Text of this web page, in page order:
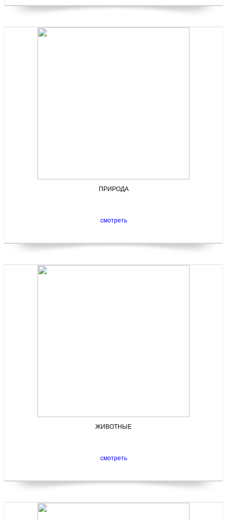
ПРИРОДА
смотреть
ЖИВОТНЫЕ
смотреть